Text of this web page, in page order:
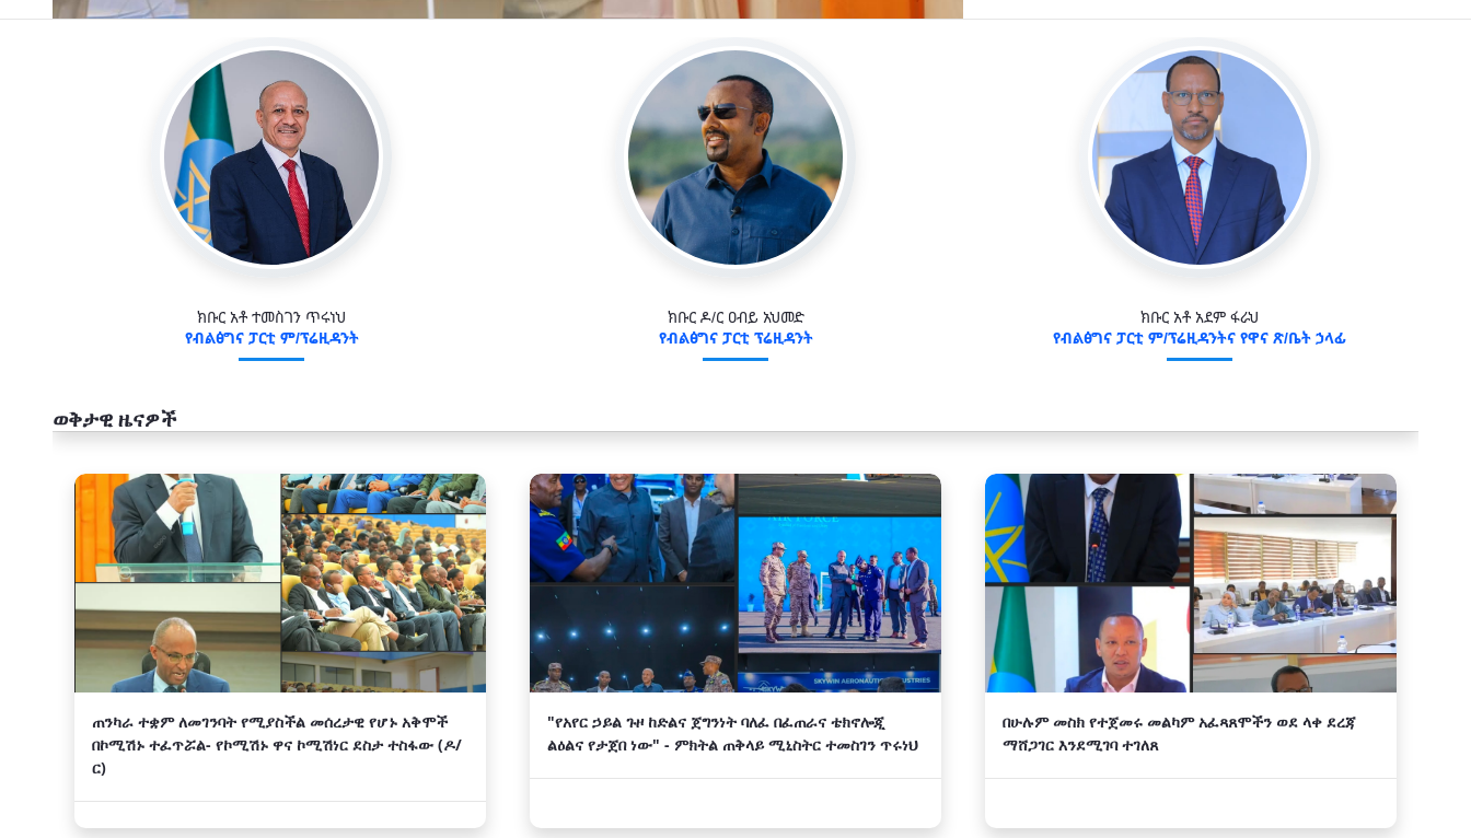
ክቡር አቶ ተመስገን ጥሩነህ
የብልፅግና ፓርቲ ም/ፕሬዚዳንት
ክቡር ዶ/ር ዐብይ አህመድ
የብልፅግና ፓርቲ ፕሬዚዳንት
ክቡር አቶ አደም ፋራህ
የብልፅግና ፓርቲ ም/ፕሬዚዳንትና የዋና ጽ/ቤት ኃላፊ
ወቅታዊ ዜናዎች
አዲስ
ጠንካራ ተቋም ለመገንባት የሚያስችል መሰረታዊ የሆኑ አቅሞች
በኮሚሽኑ ተፈጥሯል- የኮሚሽኑ ዋና ኮሚሽነር ደስታ ተስፋው (ዶ/
ር)
"የአየር ኃይል ጉዞ ከድልና ጀግንነት ባለፈ በፈጠራና ቴክኖሎጂ
ልዕልና የታጀበ ነው" - ምክትል ጠቅላይ ሚኒስትር ተመስገን ጥሩነህ
በሁሉም መስክ የተጀመሩ መልካም አፈጻጸሞችን ወደ ላቀ ደረጃ
ማሸጋገር እንደሚገባ ተገለጸ